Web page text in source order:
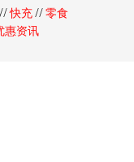
//快充//零食
惠资讯